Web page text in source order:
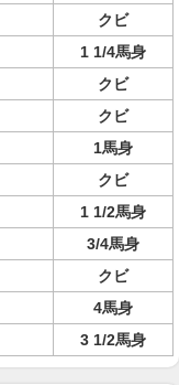
クビ
1 1/4馬身
クビ
クビ
1馬身
クビ
1 1/2馬身
3/4馬身
クビ
4馬身
3 1/2馬身